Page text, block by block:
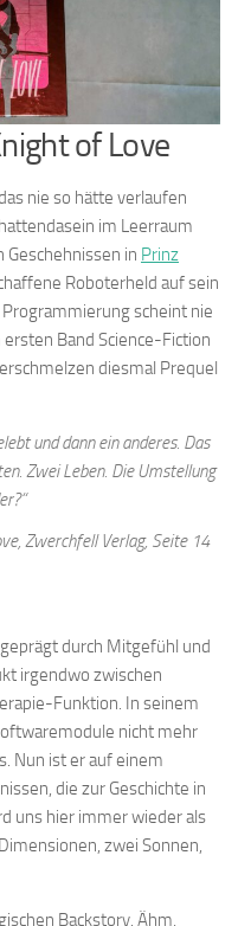
of Love
nie so hätte verlaufen
im Leerraum
Geschehnissen in Prinz
Roboterheld auf sein
scheint nie
Band Science-Fiction
diesmal Prequel
und dann ein anderes. Das
Zwei Leben. Die Umstellung
Zwerchfell Verlag, Seite 14
durch Mitgefühl und
irgendwo zwischen
Funktion. In seinem
nicht mehr
Nun ist er auf einem
die zur Geschichte in
uns hier immer wieder als
zwei Sonnen,
Backstory. Ähm,